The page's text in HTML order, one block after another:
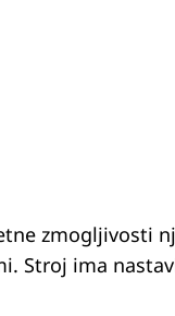
zmogljivosti
Stroj ima